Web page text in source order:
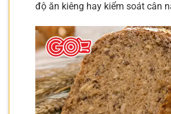
độ ăn kiêng hay kiểm soát cân